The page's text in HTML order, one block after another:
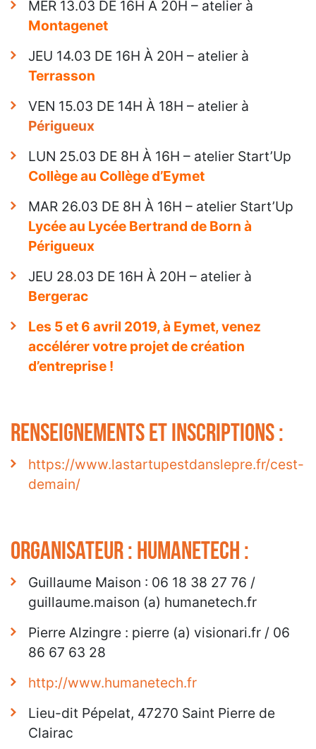
MER 13.03 DE 16H À 20H – atelier à
Montagenet
JEU 14.03 DE 16H À 20H – atelier à
Terrasson
VEN 15.03 DE 14H À 18H – atelier à
Périgueux
LUN 25.03 DE 8H À 16H – atelier Start’Up
Collège au Collège d’Eymet
MAR 26.03 DE 8H À 16H – atelier Start’Up
Lycée au Lycée Bertrand de Born à
Périgueux
JEU 28.03 DE 16H À 20H – atelier à
Bergerac
Les 5 et 6 avril 2019, à Eymet, venez
accélérer votre projet de création
d’entreprise !
RENSEIGNEMENTS et INSCRIPTIONS :
https://www.lastartupestdanslepre.fr/cest-
demain/
Organisateur : Humanetech :
Guillaume Maison : 06 18 38 27 76 /
guillaume.maison (a) humanetech.fr
Pierre Alzingre : pierre (a) visionari.fr / 06
86 67 63 28
http://www.humanetech.fr
Lieu-dit Pépelat, 47270 Saint Pierre de
Clairac